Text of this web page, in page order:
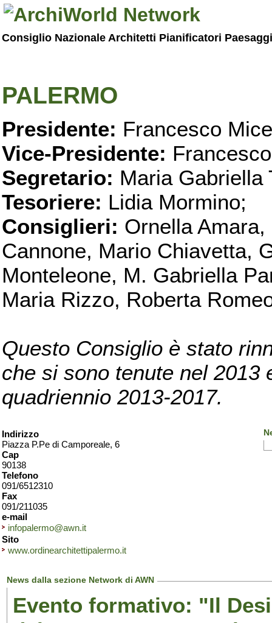
Consiglio Nazionale Architetti Pianificatori
PALERMO
Presidente: Francesco
Vice-Presidente:
Segretario: Maria Gabriella
Tesoriere: Lidia Mormino;
Consiglieri: Ornella
Cannone, Mario Chiavetta,
Monteleone, M. Gabriella
Maria Rizzo, Roberta
Questo Consiglio è stato
che si sono tenute nel 2013
quadriennio 2013-2017.
Indirizzo
Piazza P.Pe di Camporeale, 6
Cap
90138
Telefono
091/6512310
Fax
091/211035
e-mail
infopalermo@awn.it
Sito
www.ordinearchitettipalermo.it
News dalla sezione Network di AWN
Evento formativo: "Il